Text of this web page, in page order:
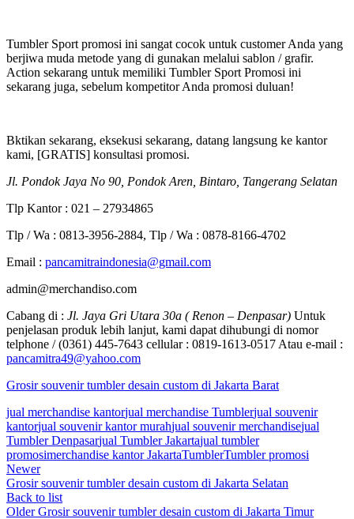
Tumbler Sport promosi ini sangat cocok untuk customer Anda yang
berjiwa muda metode yang di gunakan melalui sablon / grafir.
Action sekarang untuk memiliki Tumbler Sport Promosi ini
sekarang juga, sebelum kompetitor Anda promosi duluan!
Bktikan sekarang, eksekusi sekarang, datang langsung ke kantor
kami, [GRATIS] konsultasi promosi.
Jl. Pondok Jaya No 90, Pondok Aren, Bintaro, Tangerang Selatan
Tlp Kantor : 021 – 27934865
Tlp / Wa : 0813-3956-2884, Tlp / Wa : 0878-8166-4702
Email : pancamitraindonesia@gmail.com
admin@merchandiso.com
Cabang di : Jl. Jaya Gri Utara 30a ( Renon – Denpasar) Untuk
penjelasan produk lebih lanjut, kami dapat dihubungi di nomor
telphone / (0361) 445-7643 cellular : 0819-1613-0517 Atau e-mail :
pancamitra49@yahoo.com
Grosir souvenir tumbler desain custom di Jakarta Barat
jual merchandise kantorjual merchandise Tumblerjual souvenir
kantorjual souvenir kantor murahjual souvenir merchandisejual
Tumbler Denpasarjual Tumbler Jakartajual tumbler
promosimerchandise kantor JakartaTumblerTumbler promosi
Newer
Grosir souvenir tumbler desain custom di Jakarta Selatan
Back to list
Older Grosir souvenir tumbler desain custom di Jakarta Timur